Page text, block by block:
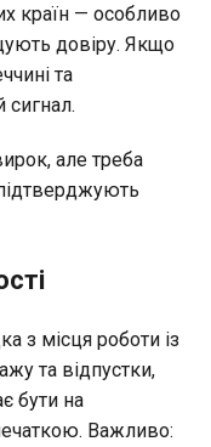
країн — особливо
довіру. Якщо
та
сигнал.
але треба
з місця роботи із
та відпустки,
бути на
Важливо: